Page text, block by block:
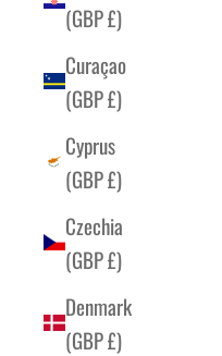
(GBP £)
Curaçao
(GBP £)
Cyprus
(GBP £)
Czechia
(GBP £)
Denmark
(GBP £)